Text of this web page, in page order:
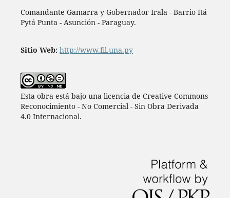
Comandante Gamarra y Gobernador Irala - Barrio Itá
Pytá Punta - Asunción - Paraguay.
Sitio Web: http://www.fil.una.py
Esta obra está bajo una licencia de Creative Commons
Reconocimiento - No Comercial - Sin Obra Derivada
4.0 Internacional.